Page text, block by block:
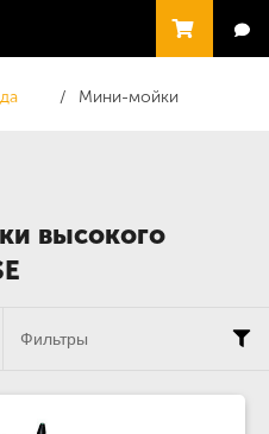
высокого
Мини-мойки
Фильтры